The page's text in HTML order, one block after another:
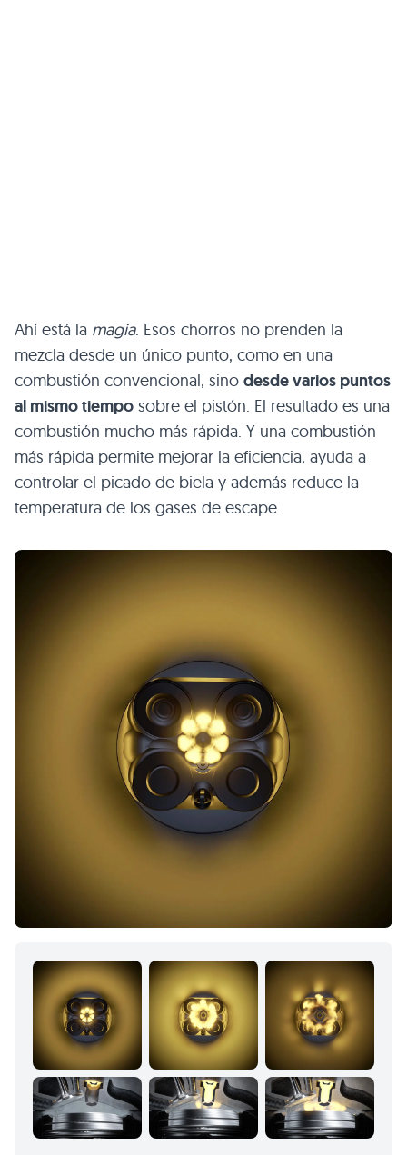
Ahí está la magia. Esos chorros no prenden la
mezcla desde un único punto, como en una
combustión convencional, sino desde varios puntos
al mismo tiempo sobre el pistón. El resultado es una
combustión mucho más rápida. Y una combustión
más rápida permite mejorar la eficiencia, ayuda a
controlar el picado de biela y además reduce la
temperatura de los gases de escape.